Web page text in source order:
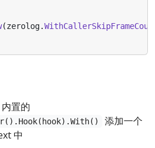
(zerolog.
置的
添加一个
中